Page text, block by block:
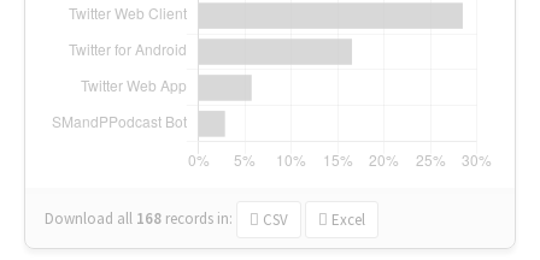
Download all 168 records in: CSV Excel